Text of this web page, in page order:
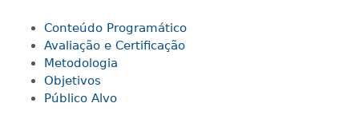
120 H 15dias 60dias
140 H 18 dias
Conteúdo Programático
Avaliação e Certificação
Metodologia
Objetivos
Público Alvo